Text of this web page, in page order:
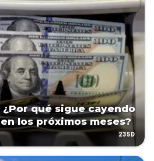
qué sigue cayendo
los próximos meses?
235D